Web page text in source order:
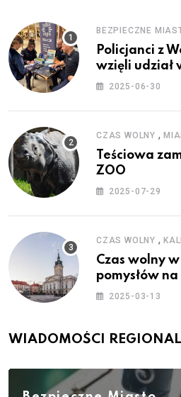
BEZPIECZNE
Policjanci z
wzięli udział
Wakacje”
2025-06-30
CZAS WOLNY ,
Teściowa
ZOO
2025-07-29
CZAS WOLNY ,
Czas wolny
pomysłów
rodzinne
2025-03-13
WIADOMOŚCI